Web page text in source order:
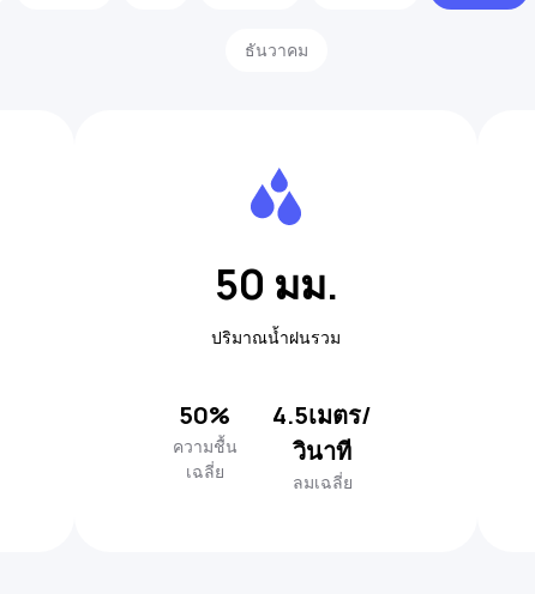
ธันวาคม
50 มม.
ปริมาณน้ำฝนรวม
50%
ความชื้น
เฉลี่ย
4.5เมตร/
วินาที
ลมเฉลี่ย